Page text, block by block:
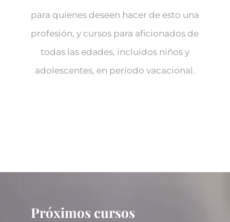
para quienes deseen hacer de esto una
profesión, y cursos para aficionados de
todas las edades, incluidos niños y
adolescentes, en período vacacional.
Próximos cursos